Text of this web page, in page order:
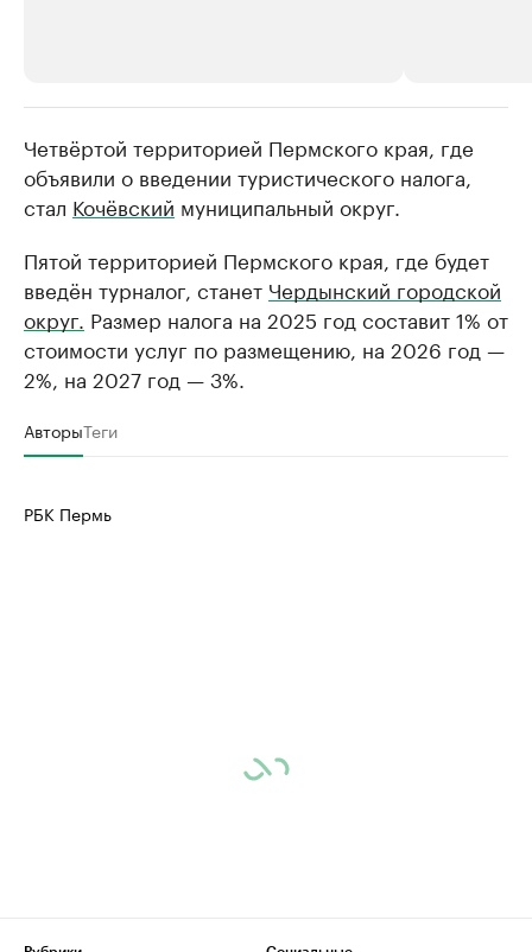
Крупнейшие производители и
продавцы медийной продукции
Страховые
Четвёртой территорией Пермского края, где
объявили о введении туристического налога,
стал Кочёвский муниципальный округ.
Пятой территорией Пермского края, где будет
введён турналог, станет Чердынский городской
округ. Размер налога на 2025 год составит 1% от
стоимости услуг по размещению, на 2026 год —
2%, на 2027 год — 3%.
АвторыТеги
РБК Пермь